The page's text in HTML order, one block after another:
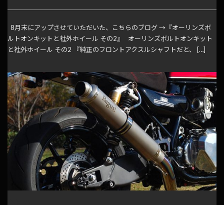
8月末にアップさせていただいた、こちらのブログ →『オーリンズボ
ルトオンキットと社外ホイール その2』 オーリンズボルトオンキット
と社外ホイール その2 『純正のフロントアクスルシャフトだと、 […]